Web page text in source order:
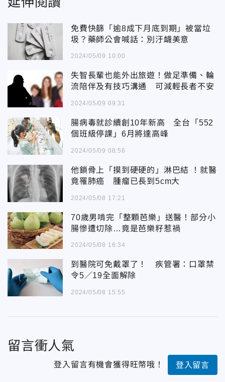
免費快篩「逾8成下月底到期」被當垃
圾？藥師公會喊話：別汙衊美意
2024/05/09 10:00
失智長輩也能外出旅遊！做足準備、輪
流陪伴及有技巧溝通 可減輕長者不安
2024/05/09 09:31
腸病毒就診續創10年新高 全台「552
個班級停課」6月將達高峰
2024/05/09 08:56
他鎖骨上「摸到硬硬的」淋巴結 ！就醫
竟罹肺癌 腫瘤已長到5cm大
2024/05/08 17:21
70歲男啃完「整顆芭樂」送醫！部分小
腸慘遭切除…竟是芭樂籽惹禍
2024/05/08 16:34
到醫院可免戴罩了！ 疾管署：口罩禁
令5／19全面解除
2024/05/08 15:55
留言衝人氣
登入留言有機會獲得旺幣哦！ 登入留言